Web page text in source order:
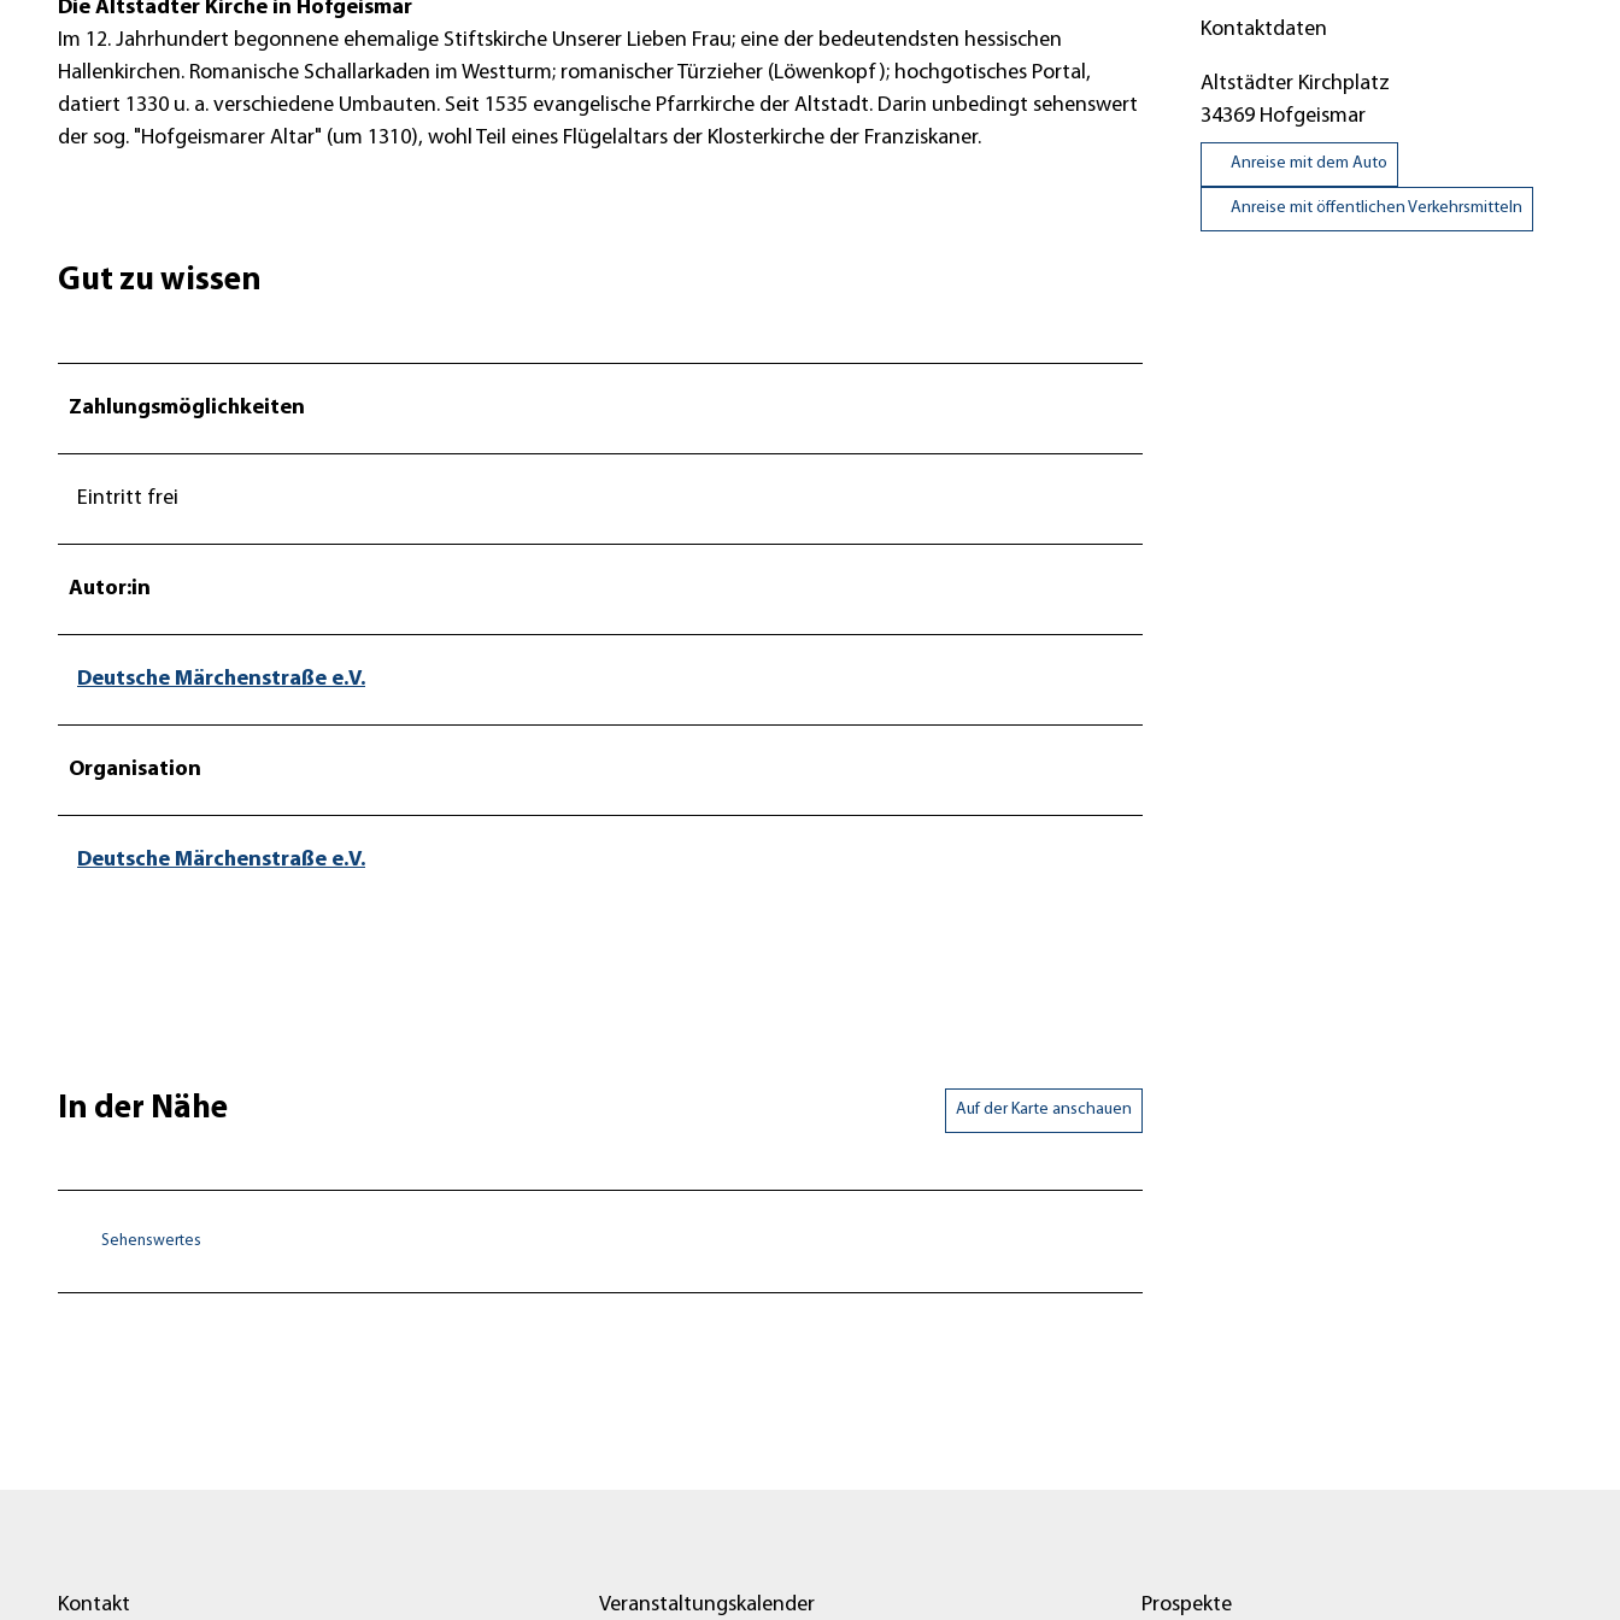
m
a
r
.
Die Altstädter Kirche in Hofgeismar
Im 12. Jahrhundert begonnene ehemalige Stiftskirche Unserer Lieben Frau; eine der bedeutendsten hessischen
Hallenkirchen. Romanische Schallarkaden im Westturm; romanischer Türzieher (Löwenkopf); hochgotisches Portal,
datiert 1330 u. a. verschiedene Umbauten. Seit 1535 evangelische Pfarrkirche der Altstadt. Darin unbedingt sehenswert
der sog. "Hofgeismarer Altar" (um 1310), wohl Teil eines Flügelaltars der Klosterkirche der Franziskaner.
Gut zu wissen
Zahlungsmöglichkeiten
Eintritt frei
Autor:in
Deutsche Märchenstraße e.V.
Organisation
Deutsche Märchenstraße e.V.
In der Nähe Auf der Karte anschauen
Sehenswertes
Kontaktdaten
Altstädter Kirchplatz
34369 Hofgeismar
Anreise mit dem Auto
Anreise mit öffentlichen Verkehrsmitteln
Kontakt Veranstaltungskalender Prospekte